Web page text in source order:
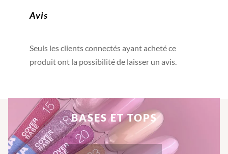
Avis
Seuls les clients connectés ayant acheté ce
produit ont la possibilité de laisser un avis.
BASES ET TOPS